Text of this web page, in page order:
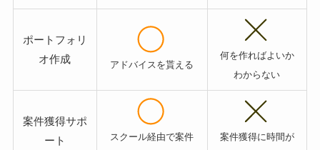
ポートフォリ
オ作成
アドバイスを貰える
何を作ればよいか
わからない
案件獲得サポ
ート
スクール経由で案件
案件獲得に時間が